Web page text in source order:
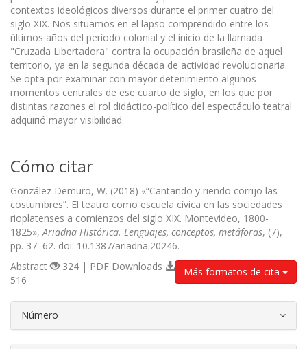
contextos ideológicos diversos durante el primer cuatro del
siglo XIX. Nos situamos en el lapso comprendido entre los
últimos años del período colonial y el inicio de la llamada
"Cruzada Libertadora" contra la ocupación brasileña de aquel
territorio, ya en la segunda década de actividad revolucionaria.
Se opta por examinar con mayor detenimiento algunos
momentos centrales de ese cuarto de siglo, en los que por
distintas razones el rol didáctico-político del espectáculo teatral
adquirió mayor visibilidad.
Cómo citar
González Demuro, W. (2018) «“Cantando y riendo corrijo las
costumbres”. El teatro como escuela cívica en las sociedades
rioplatenses a comienzos del siglo XIX. Montevideo, 1800-
1825»,Ariadna Histórica. Lenguajes, conceptos, metáforas, (7),
pp. 37–62. doi: 10.1387/ariadna.20246.
Más formatos de cita
Abstract
324 | PDF Downloads
516
Número